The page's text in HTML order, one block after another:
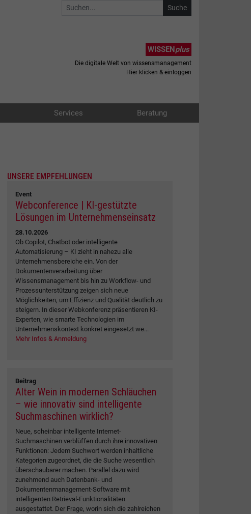
WISSENplus
Die digitale Welt von wissensmanagement
Hier klicken & einloggen
Services Beratung
UNSERE EMPFEHLUNGEN
Event
Webconference | KI-gestützte
Lösungen im Unternehmenseinsatz
28.10.2026
Ob Copilot, Chatbot oder intelligente
Automatisierung – KI zieht in nahezu alle
Unternehmensbereiche ein. Von der
Dokumentenverarbeitung über
Wissensmanagement bis hin zu Workflow- und
Prozessunterstützung zeigen sich neue
Möglichkeiten, um Effizienz und Qualität deutlich zu
steigern. In dieser Webkonferenz präsentieren KI-
Experten, wie smarte Technologien im
Unternehmenskontext konkret eingesetzt we...
Mehr Infos & Anmeldung
Beitrag
Alter Wein in modernen Schläuchen
– wie innovativ sind intelligente
Suchmaschinen wirklich?
Neue, scheinbar intelligente Internet-
Suchmaschinen verblüffen durch ihre innovativen
Funktionen: Jedem Suchwort werden inhaltliche
Kategorien zugeordnet, die die Suche wesentlich
überschaubarer machen. Parallel dazu wird
zunehmend auch Datenbank- und
Dokumentenmanagement-Software mit
intelligenten Retrieval-Funktionalitäten
ausgestattet. Der Frage, worin sich die zahlreichen